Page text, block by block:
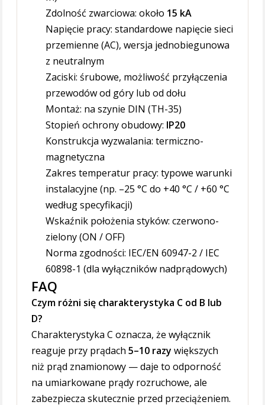
Zdolność zwarciowa: około 15 kA
Napięcie pracy: standardowe napięcie sieci
przemienne (AC), wersja jednobiegunowa
z neutralnym
Zaciski: śrubowe, możliwość przyłączenia
przewodów od góry lub od dołu
Montaż: na szynie DIN (TH-35)
Stopień ochrony obudowy: IP20
Konstrukcja wyzwalania: termiczno-
magnetyczna
Zakres temperatur pracy: typowe warunki
instalacyjne (np. –25 °C do +40 °C / +60 °C
według specyfikacji)
Wskaźnik położenia styków: czerwono-
zielony (ON / OFF)
Norma zgodności: IEC/EN 60947-2 / IEC
60898-1 (dla wyłączników nadprądowych)
FAQ
Czym różni się charakterystyka C od B lub
D?
Charakterystyka C oznacza, że wyłącznik
reaguje przy prądach5–10 razy większych
niż prąd znamionowy — daje to odporność
na umiarkowane prądy rozruchowe, ale
zabezpiecza skutecznie przed przeciążeniem.